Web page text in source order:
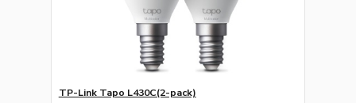
TP-Link Tapo L430C(2-pack)